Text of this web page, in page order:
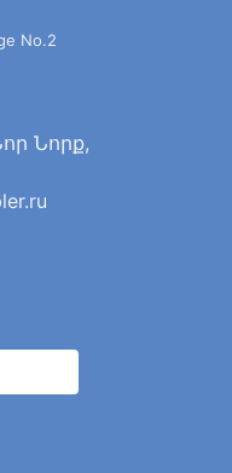
No.2
Նորք,